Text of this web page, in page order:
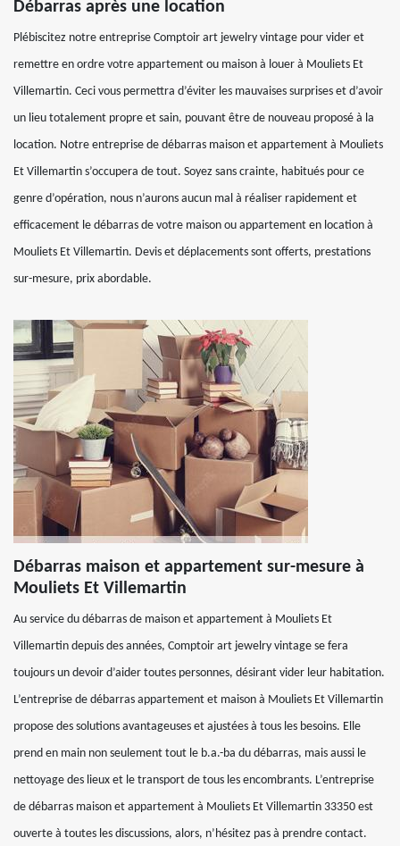
Débarras après une location
Plébiscitez notre entreprise Comptoir art jewelry vintage pour vider et
remettre en ordre votre appartement ou maison à louer à Mouliets Et
Villemartin. Ceci vous permettra d’éviter les mauvaises surprises et d’avoir
un lieu totalement propre et sain, pouvant être de nouveau proposé à la
location. Notre entreprise de débarras maison et appartement à Mouliets
Et Villemartin s’occupera de tout. Soyez sans crainte, habitués pour ce
genre d’opération, nous n’aurons aucun mal à réaliser rapidement et
efficacement le débarras de votre maison ou appartement en location à
Mouliets Et Villemartin. Devis et déplacements sont offerts, prestations
sur-mesure, prix abordable.
Débarras maison et appartement sur-mesure à
Mouliets Et Villemartin
Au service du débarras de maison et appartement à Mouliets Et
Villemartin depuis des années, Comptoir art jewelry vintage se fera
toujours un devoir d’aider toutes personnes, désirant vider leur habitation.
L’entreprise de débarras appartement et maison à Mouliets Et Villemartin
propose des solutions avantageuses et ajustées à tous les besoins. Elle
prend en main non seulement tout le b.a.-ba du débarras, mais aussi le
nettoyage des lieux et le transport de tous les encombrants. L’entreprise
de débarras maison et appartement à Mouliets Et Villemartin 33350 est
ouverte à toutes les discussions, alors, n’hésitez pas à prendre contact.